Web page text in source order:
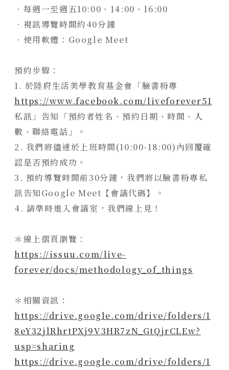
．每週一至週五10:00、14:00、16:00
．視訊導覽時間約40分鐘
．使用軟體：Google Meet
預約步驟：
1. 於陸府生活美學教育基金會「臉書粉專
https://www.facebook.com/liveforever51
私訊」告知「預約者姓名、預約日期、時間、人
數、聯絡電話」。
2. 我們將儘速於上班時間(10:00-18:00)內回覆確
認是否預約成功。
3. 預約導覽時間前30分鐘，我們將以臉書粉專私
訊告知Google Meet【會議代碼】。
4. 請準時進入會議室，我們線上見！
＊線上摺頁瀏覽：
https://issuu.com/live-
forever/docs/methodology_of_things
＊相關資訊：
https://drive.google.com/drive/folders/1
8eY32jlRhrtPXj9V3HR7zN_GtQjrCLEw?
usp=sharing
https://drive.google.com/drive/folders/1